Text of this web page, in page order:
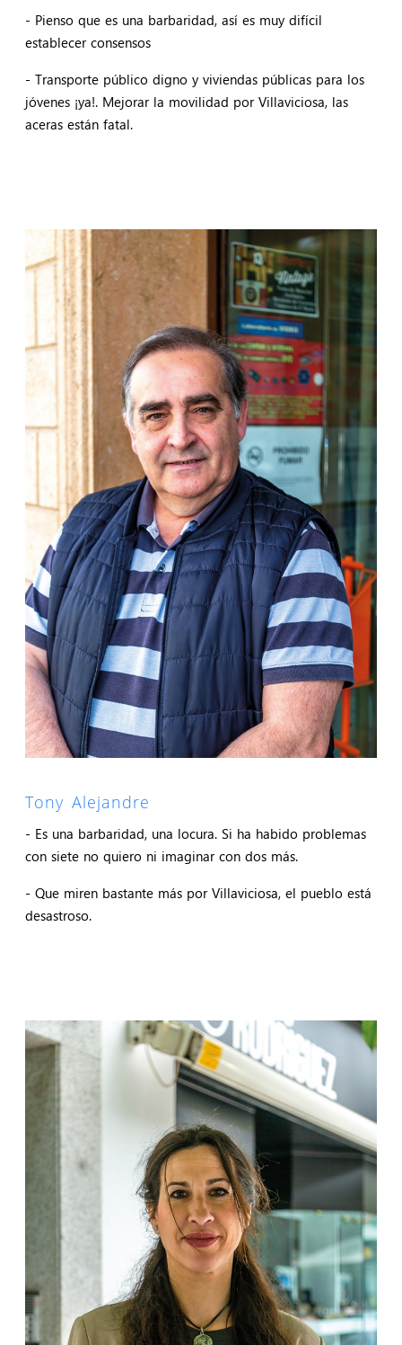
- Pienso que es una barbaridad, así es muy difícil
establecer consensos
- Transporte público digno y viviendas públicas para los
jóvenes ¡ya!. Mejorar la movilidad por Villaviciosa, las
aceras están fatal.
Tony Alejandre
- Es una barbaridad, una locura. Si ha habido problemas
con siete no quiero ni imaginar con dos más.
- Que miren bastante más por Villaviciosa, el pueblo está
desastroso.